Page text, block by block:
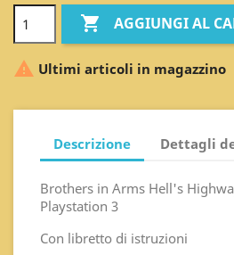
 AGGIUNGI AL
 Ultimi articoli in magazzino
Descrizione Dettagli
Brothers in Arms Hell's
Playstation 3
Con libretto di istruzioni